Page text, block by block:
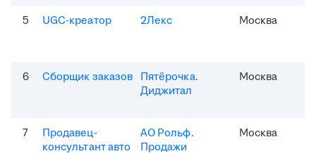
5 UGC-креатор 2Лекс Москва
6 Сборщик заказов Пятёрочка.
Диджитал
Москва
7
Продавец-
консультант авто
АО Рольф.
Продажи
Москва